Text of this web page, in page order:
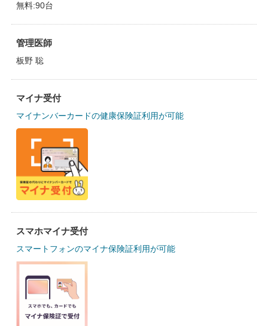
無料:90台
管理医師
板野 聡
マイナ受付
マイナンバーカードの健康保険証利用が可能
スマホマイナ受付
スマートフォンのマイナ保険証利用が可能